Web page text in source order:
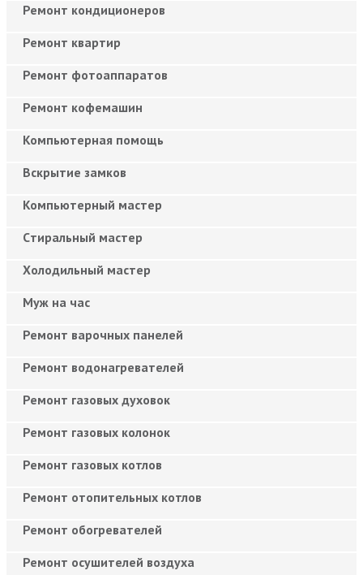
Ремонт кондиционеров
Ремонт квартир
Ремонт фотоаппаратов
Ремонт кофемашин
Компьютерная помощь
Вскрытие замков
Компьютерный мастер
Cтиральный мастер
Холодильный мастер
Муж на час
Ремонт варочных панелей
Ремонт водонагревателей
Ремонт газовых духовок
Ремонт газовых колонок
Ремонт газовых котлов
Ремонт отопительных котлов
Ремонт обогревателей
Ремонт осушителей воздуха